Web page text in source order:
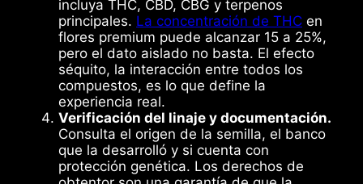
incluya THC, CBD, CBG y terpenos
principales. La concentración de THC en
flores premium puede alcanzar 15 a 25%,
pero el dato aislado no basta. El efecto
séquito, la interacción entre todos los
compuestos, es lo que define la
experiencia real.
Verificación del linaje y documentación.
Consulta el origen de la semilla, el banco
que la desarrolló y si cuenta con
protección genética. Los derechos de